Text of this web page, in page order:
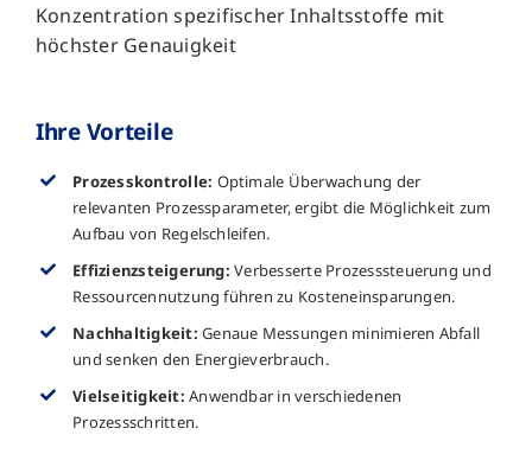
Konzentration spezifischer Inhaltsstoffe mit
höchster Genauigkeit
Ihre Vorteile
Prozesskontrolle: Optimale Überwachung der
relevanten Prozessparameter, ergibt die Möglichkeit zum
Aufbau von Regelschleifen.
Effizienzsteigerung: Verbesserte Prozesssteuerung und
Ressourcennutzung führen zu Kosteneinsparungen.
Nachhaltigkeit: Genaue Messungen minimieren Abfall
und senken den Energieverbrauch.
Vielseitigkeit: Anwendbar in verschiedenen
Prozessschritten.